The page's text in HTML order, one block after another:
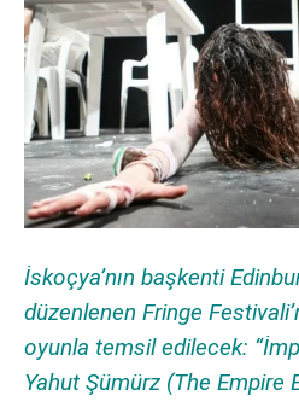
İskoçya’nın başkenti
düzenlenen Fringe
oyunla temsil edilecek:
Yahut Şümürz (The Empire